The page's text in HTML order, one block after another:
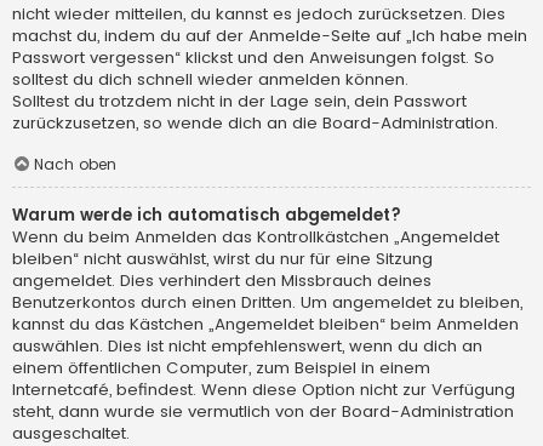
nicht wieder mitteilen, du kannst es jedoch zurücksetzen. Dies
machst du, indem du auf der Anmelde-Seite auf „Ich habe mein
Passwort vergessen“ klickst und den Anweisungen folgst. So
solltest du dich schnell wieder anmelden können.
Solltest du trotzdem nicht in der Lage sein, dein Passwort
zurückzusetzen, so wende dich an die Board-Administration.
Nach oben
Warum werde ich automatisch abgemeldet?
Wenn du beim Anmelden das Kontrollkästchen „Angemeldet
bleiben“ nicht auswählst, wirst du nur für eine Sitzung
angemeldet. Dies verhindert den Missbrauch deines
Benutzerkontos durch einen Dritten. Um angemeldet zu bleiben,
kannst du das Kästchen „Angemeldet bleiben“ beim Anmelden
auswählen. Dies ist nicht empfehlenswert, wenn du dich an
einem öffentlichen Computer, zum Beispiel in einem
Internetcafé, befindest. Wenn diese Option nicht zur Verfügung
steht, dann wurde sie vermutlich von der Board-Administration
ausgeschaltet.